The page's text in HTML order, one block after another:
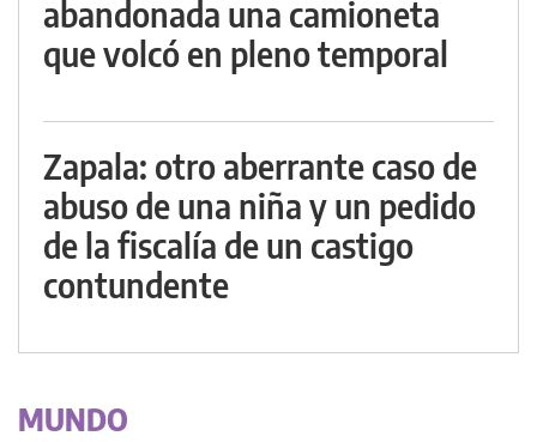
abandonada una camioneta
que volcó en pleno temporal
Zapala: otro aberrante caso de
abuso de una niña y un pedido
de la fiscalía de un castigo
contundente
MUNDO